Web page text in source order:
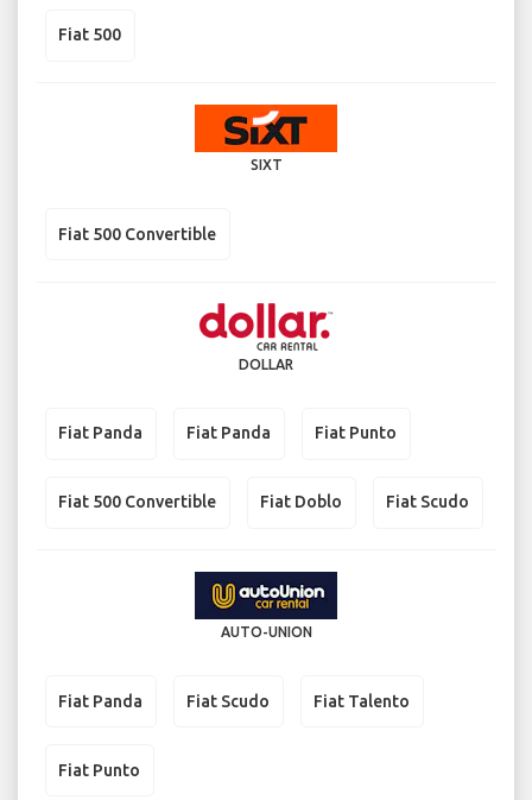
Fiat 500
SIXT
Fiat 500 Convertible
DOLLAR
Fiat Panda Fiat Panda Fiat Punto
Fiat 500 Convertible Fiat Doblo Fiat Scudo
AUTO-UNION
Fiat Panda Fiat Scudo Fiat Talento
Fiat Punto